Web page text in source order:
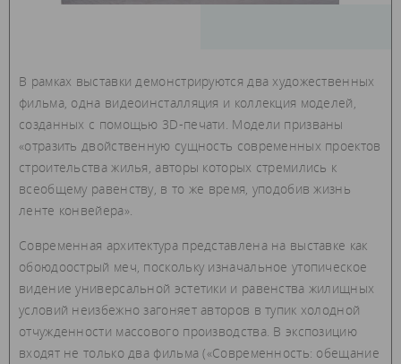
В рамках выставки демонстрируются два художественных
фильма, одна видеоинсталляция и коллекция моделей,
созданных с помощью 3D-печати. Модели призваны
«отразить двойственную сущность современных проектов
строительства жилья, авторы которых стремились к
всеобщему равенству, в то же время, уподобив жизнь
ленте конвейера».
Современная архитектура представлена на выставке как
обоюдоострый меч, поскольку изначальное утопическое
видение универсальной эстетики и равенства жилищных
условий неизбежно загоняет авторов в тупик холодной
отчужденности массового производства. В экспозицию
входят не только два фильма («Современность: обещание